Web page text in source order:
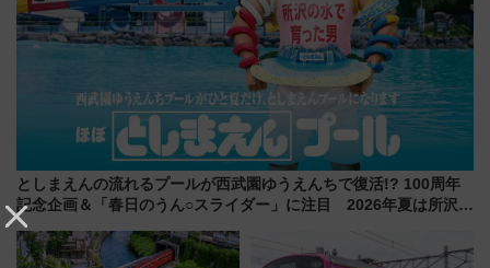
としまえんの流れるプールが西武園ゆうえんちで復活!? 100周年
記念企画＆「春日のうん○スライダー」に注目 2026年夏は所沢へ
遊びに行こう